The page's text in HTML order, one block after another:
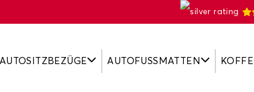
AUTOSITZBEZÜGE AUTOFUSSMATTEN